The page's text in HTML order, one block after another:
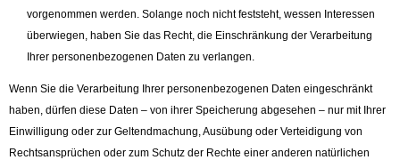
vorgenommen werden. Solange noch nicht feststeht, wessen Interessen
überwiegen, haben Sie das Recht, die Einschränkung der Verarbeitung
Ihrer personenbezogenen Daten zu verlangen.
Wenn Sie die Verarbeitung Ihrer personenbezogenen Daten eingeschränkt
haben, dürfen diese Daten – von ihrer Speicherung abgesehen – nur mit Ihrer
Einwilligung oder zur Geltendmachung, Ausübung oder Verteidigung von
Rechtsansprüchen oder zum Schutz der Rechte einer anderen natürlichen